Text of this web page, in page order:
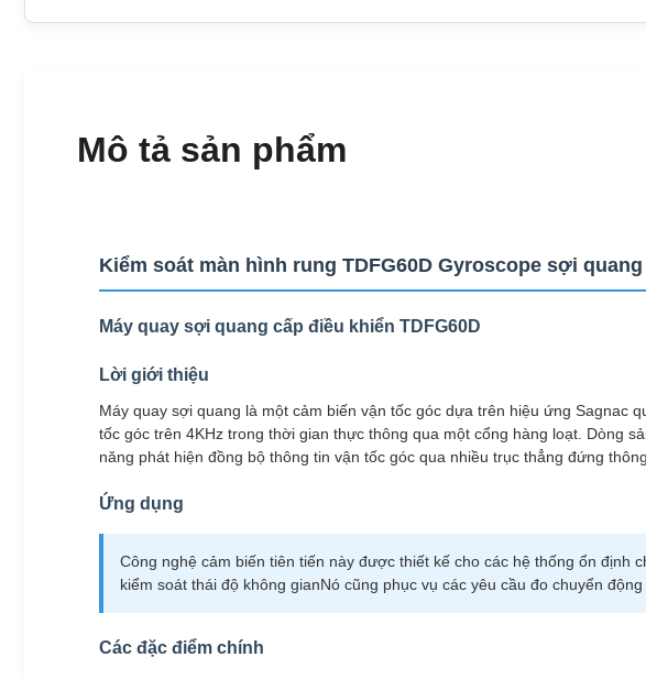
Mô tả sản phẩm
Kiểm soát màn hình rung TDFG60D Gyroscope sợi quang
Máy quay sợi quang cấp điều khiển TDFG60D
Lời giới thiệu
Máy quay sợi quang là một cảm biến vận tốc góc dựa trên hiệu ứng Sagnac
tốc góc trên 4KHz trong thời gian thực thông qua một cổng hàng loạt. Dòng
năng phát hiện đồng bộ thông tin vận tốc góc qua nhiều trục thẳng đứng
Ứng dụng
Công nghệ cảm biến tiên tiến này được thiết kế cho các hệ thống ổn
kiểm soát thái độ không gianNó cũng phục vụ các yêu cầu đo chuyển
Các đặc điểm chính